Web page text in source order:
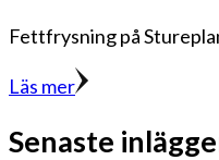
Fettfrysning på
Läs mer
Senaste